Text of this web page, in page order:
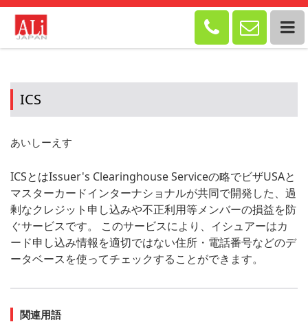
 
ICS
あいしーえす
ICSとはIssuer's Clearinghouse Serviceの略でビザUSAと
マスターカードインターナショナルが共同で開発した、過
剰なクレジット申し込みや不正利用等メンバーの損益を防
ぐサービスです。 このサービスにより、イシュアーはカ
ード申し込み情報を適切ではない住所・電話番号などのデ
ータベースを使ってチェックすることができます。
関連用語